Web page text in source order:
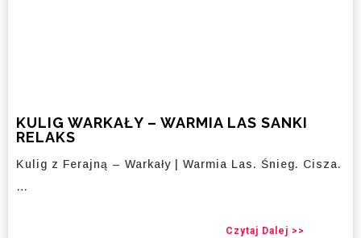
KULIG WARKAŁY – WARMIA LAS SANKI
RELAKS
Kulig z Ferajną – Warkały | Warmia Las. Śnieg. Cisza.
…
Czytaj Dalej >>